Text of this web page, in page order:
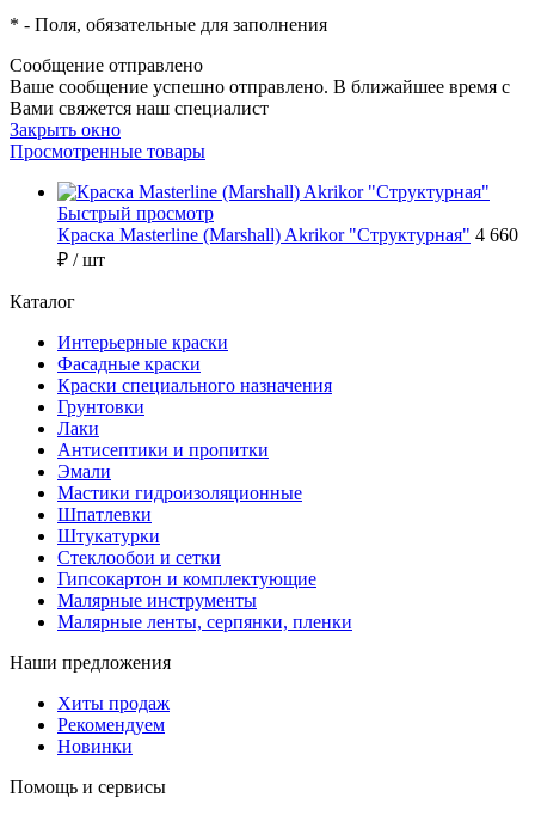
* - Поля, обязательные для заполнения
Сообщение отправлено
Ваше сообщение успешно отправлено. В ближайшее время с
Вами свяжется наш специалист
Закрыть окно
Просмотренные товары
Быстрый просмотр
Краска Masterline (Marshall) Akrikor "Структурная" 4 660
₽ / шт
Каталог
Интерьерные краски
Фасадные краски
Краски специального назначения
Грунтовки
Лаки
Антисептики и пропитки
Эмали
Мастики гидроизоляционные
Шпатлевки
Штукатурки
Стеклообои и сетки
Гипсокартон и комплектующие
Малярные инструменты
Малярные ленты, серпянки, пленки
Наши предложения
Хиты продаж
Рекомендуем
Новинки
Помощь и сервисы